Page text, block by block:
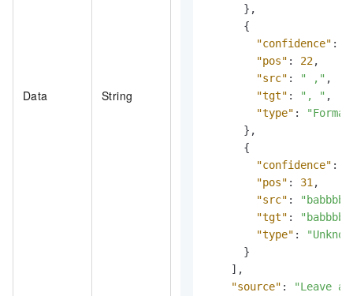
Data String
} ,
{
"confidence" :
"pos" : 22,
"src" : " ," ,
"tgt" : ", " ,
"type" :
} ,
{
"confidence" :
"pos" : 31 ,
"src" :
"tgt" :
"type" :
}
] ,
"source" :
"Leave a